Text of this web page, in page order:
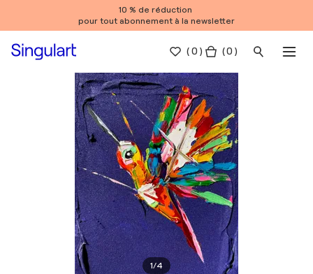
10 % de réduction
pour tout abonnement à la newsletter
(0 ) ( 0 )
1/4